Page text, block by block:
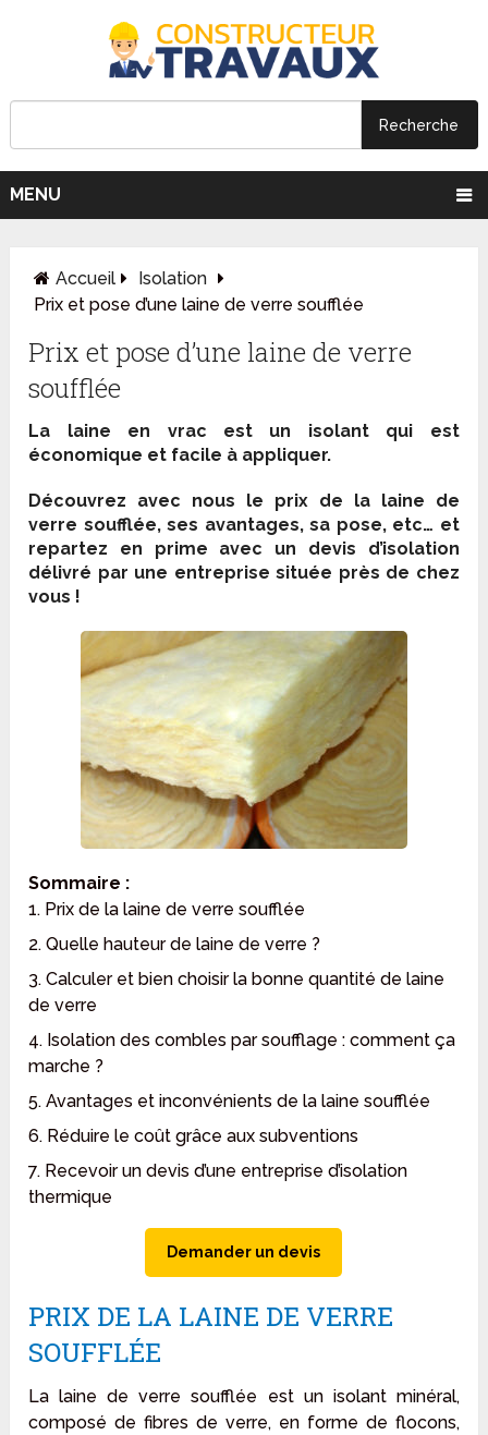
MENU
Accueil
Isolation
Prix et pose d’une laine de verre soufflée
Prix et pose d’une laine de verre
soufflée
La laine en vrac est un isolant qui est
économique et facile à appliquer.
Découvrez avec nous le prix de la laine de
verre soufflée, ses avantages, sa pose, etc… et
repartez en prime avec un devis d’isolation
délivré par une entreprise située près de chez
vous !
Sommaire :
1. Prix de la laine de verre soufflée
2. Quelle hauteur de laine de verre ?
3. Calculer et bien choisir la bonne quantité de laine
de verre
4. Isolation des combles par soufflage : comment ça
marche ?
5. Avantages et inconvénients de la laine soufflée
6. Réduire le coût grâce aux subventions
7. Recevoir un devis d’une entreprise d’isolation
thermique
Demander un devis
PRIX DE LA LAINE DE VERRE
SOUFFLÉE
La laine de verre soufflée est un isolant minéral,
composé de fibres de verre, en forme de flocons,